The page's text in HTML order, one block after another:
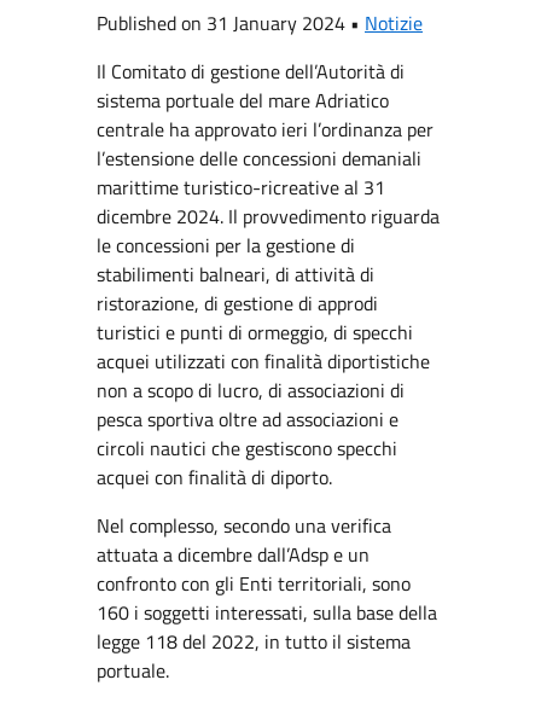
Published on 31 January 2024 • Notizie
Il Comitato di gestione dell’Autorità di
sistema portuale del mare Adriatico
centrale ha approvato ieri l’ordinanza per
l’estensione delle concessioni demaniali
marittime turistico-ricreative al 31
dicembre 2024. Il provvedimento riguarda
le concessioni per la gestione di
stabilimenti balneari, di attività di
ristorazione, di gestione di approdi
turistici e punti di ormeggio, di specchi
acquei utilizzati con finalità diportistiche
non a scopo di lucro, di associazioni di
pesca sportiva oltre ad associazioni e
circoli nautici che gestiscono specchi
acquei con finalità di diporto.
Nel complesso, secondo una verifica
attuata a dicembre dall’Adsp e un
confronto con gli Enti territoriali, sono
160 i soggetti interessati, sulla base della
legge 118 del 2022, in tutto il sistema
portuale.